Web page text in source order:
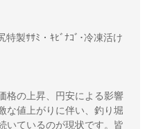
製ｻｻﾐ・ｷﾋﾞﾅｺﾞ･冷凍活け
格の上昇、円安による影響
な値上がりに伴い、釣り堀
いているのが現状です。皆